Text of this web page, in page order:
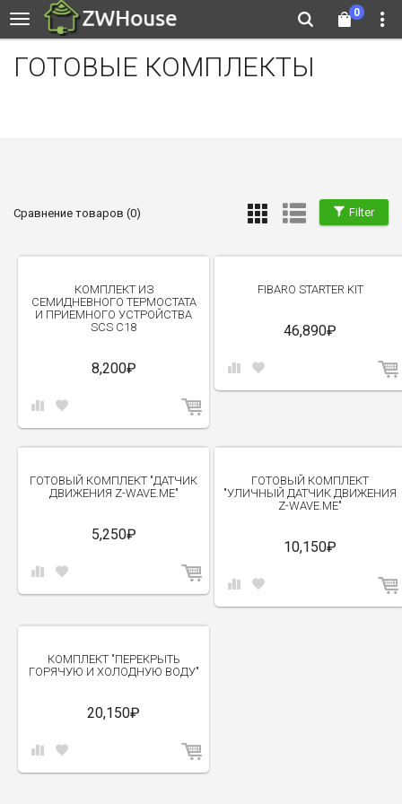
0
ГОТОВЫЕ КОМПЛЕКТЫ
Filter
Сравнение товаров (0)
КОМПЛЕКТ ИЗ
СЕМИДНЕВНОГО ТЕРМОСТАТА
И ПРИЕМНОГО УСТРОЙСТВА
SCS C18
8,200₽
FIBARO STARTER KIT
46,890₽
ГОТОВЫЙ КОМПЛЕКТ "ДАТЧИК
ДВИЖЕНИЯ Z-WAVE.ME"
5,250₽
ГОТОВЫЙ КОМПЛЕКТ
"УЛИЧНЫЙ ДАТЧИК ДВИЖЕНИЯ
Z-WAVE.ME"
10,150₽
КОМПЛЕКТ "ПЕРЕКРЫТЬ
ГОРЯЧУЮ И ХОЛОДНУЮ ВОДУ"
20,150₽